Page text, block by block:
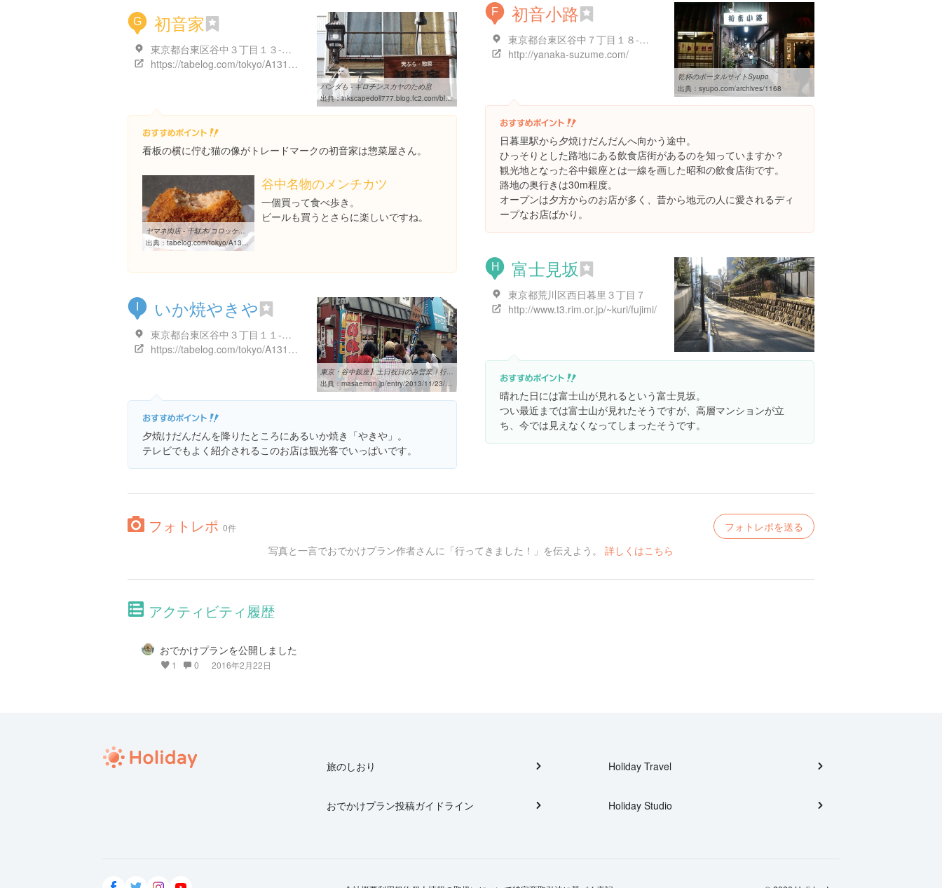
F 初音小路
東京都台東区谷中７丁目１８-１３ 初音小路
http://yanaka-suzume.com/
乾杯のポータルサイトSyupo
出典： syupo.com/archives/1168
日暮里駅から夕焼けだんだんへ向かう途中。
ひっそりとした路地にある飲食店街があるのを知っていますか？
観光地となった谷中銀座とは一線を画した昭和の飲食店街です。
路地の奥行きは30m程度。
オープンは夕方からのお店が多く、昔から地元の人に愛されるディ
ープなお店ばかり。
G 初音家
東京都台東区谷中３丁目１３-１３-４
https://tabelog.com/tokyo/A1311/A131106/13132370/
パンダも - ギロチンスカヤのため息
出典：inkscapedoll777.blog.fc2.com/blog-entry-177.html
看板の横に佇む猫の像がトレードマークの初音家は惣菜屋さん。
ヤマネ肉店 - 千駄木/コロッケ・フライ [食べログ]
出典： tabelog.com/tokyo/A1311/A131106/13041510
谷中名物のメンチカツ
一個買って食べ歩き。
ビールも買うとさらに楽しいですね。
H 富士見坂
東京都荒川区西日暮里３丁目７
http://www.t3.rim.or.jp/~kuri/fujimi/
晴れた日には富士山が見れるという富士見坂。
つい最近までは富士山が見れたそうですが、高層マンションが立
ち、今では見えなくなってしまったそうです。
いか焼やきや
東京都台東区谷中３丁目１１-１５
https://tabelog.com/tokyo/A1311/A131105/13107485/
東京・谷中銀座】土日祝日のみ営業！行列のできる「いか焼 やきや」の ...
出典： masaemon.jp/entry/2013/11/23/tokyo/yanaka/snack/ikayakiyakiya
夕焼けだんだんを降りたところにあるいか焼き「やきや」。
テレビでもよく紹介されるこのお店は観光客でいっぱいです。
フォトレポ 0件
フォトレポを送る
写真と一言でおでかけプラン作者さんに「行ってきました！」を伝えよう。 詳しくはこちら
アクティビティ履歴
おでかけプランを公開しました
1 0 2016年2月22日
旅のしおり
おでかけプラン投稿ガイドライン
Holiday Travel
Holiday Studio